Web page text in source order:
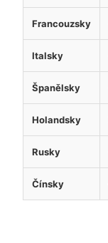
Francouzsky
Italsky
Španělsky
Holandsky
Rusky
Čínsky